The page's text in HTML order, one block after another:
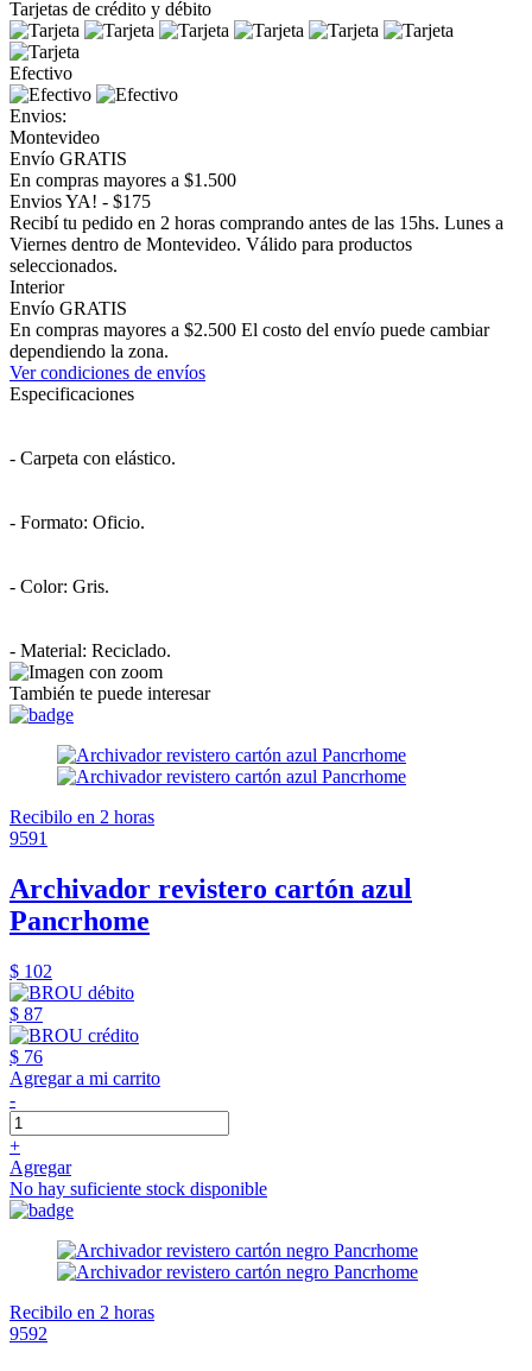
Tarjetas de crédito y débito
Efectivo
Envios:
Montevideo
Envío GRATIS
En compras mayores a $1.500
Envios YA! - $175
Recibí tu pedido en 2 horas comprando antes de las 15hs. Lunes a
Viernes dentro de Montevideo. Válido para productos
seleccionados.
Interior
Envío GRATIS
En compras mayores a $2.500 El costo del envío puede cambiar
dependiendo la zona.
Ver condiciones de envíos
Especificaciones
- Carpeta con elástico.
- Formato: Oficio.
- Color: Gris.
- Material: Reciclado.
También te puede interesar
Recibilo en 2 horas
9591
Archivador revistero cartón azul
Pancrhome
$ 102
$ 87
$ 76
Agregar a mi carrito
-
+
Agregar
No hay suficiente stock disponible
Recibilo en 2 horas
9592